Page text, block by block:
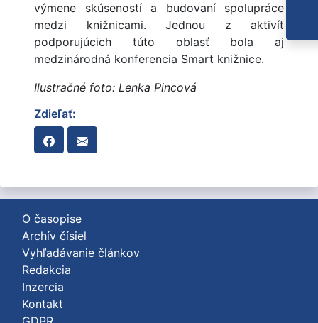
výmene skúseností a budovaní spolupráce
medzi knižnicami. Jednou z aktivít
podporujúcich túto oblasť bola aj
medzinárodná konferencia Smart knižnice.
Ilustračné foto: Lenka Pincová
Zdieľať:
O časopise
Archív čísiel
Vyhľadávanie článkov
Redakcia
Inzercia
Kontakt